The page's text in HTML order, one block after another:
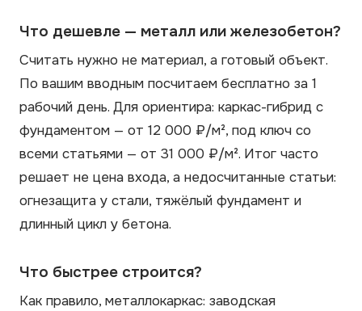
Что дешевле — металл или железобетон?
Считать нужно не материал, а готовый объект.
По вашим вводным посчитаем бесплатно за 1
рабочий день. Для ориентира: каркас-гибрид с
фундаментом — от 12 000 ₽/м², под ключ со
всеми статьями — от 31 000 ₽/м². Итог часто
решает не цена входа, а недосчитанные статьи:
огнезащита у стали, тяжёлый фундамент и
длинный цикл у бетона.
Что быстрее строится?
Как правило, металлокаркас: заводская